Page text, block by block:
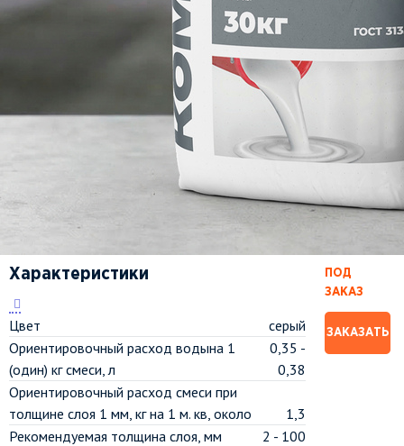
Характеристики
Цвет
серый
Ориентировочный расход водына 1
(один) кг смеси, л
0,35 -
0,38
Ориентировочный расход смеси при
толщине слоя 1 мм, кг на 1 м. кв, около
1,3
Рекомендуемая толщина слоя, мм
2 - 100
ПОД
ЗАКАЗ
ЗАКАЗАТЬ